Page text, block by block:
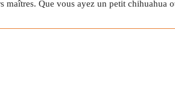
Que vous ayez un petit chihuahua